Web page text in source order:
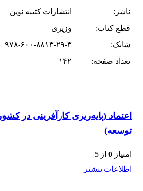
ناشر:
انتشارات کتیبه نوین
قطع کتاب:
وزیری
شابک:
۹۷۸-۶۰۰-۸۸۱۳-۲۹-۳
تعداد صفحه:
۱۴۲
اعتماد (پایه‌ریزی کارآفرینی در
توسعه)
امتیاز 0 از 5
اطلاعات بیشتر